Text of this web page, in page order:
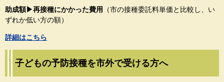
助成額▶再接種にかかった費用
（市の接種委託料単価と比較し、い
ずれか低い方の額）
詳細はこちら
子どもの予防接種を市外で受ける方へ​